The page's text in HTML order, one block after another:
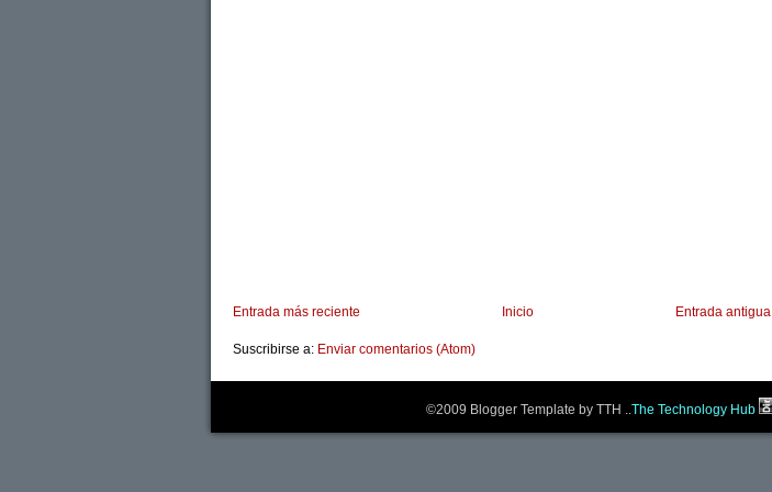
Entrada más reciente Entrada antigua
Inicio
Suscribirse a: Enviar comentarios (Atom)
©2009 Blogger Template by TTH ..The Technology Hub